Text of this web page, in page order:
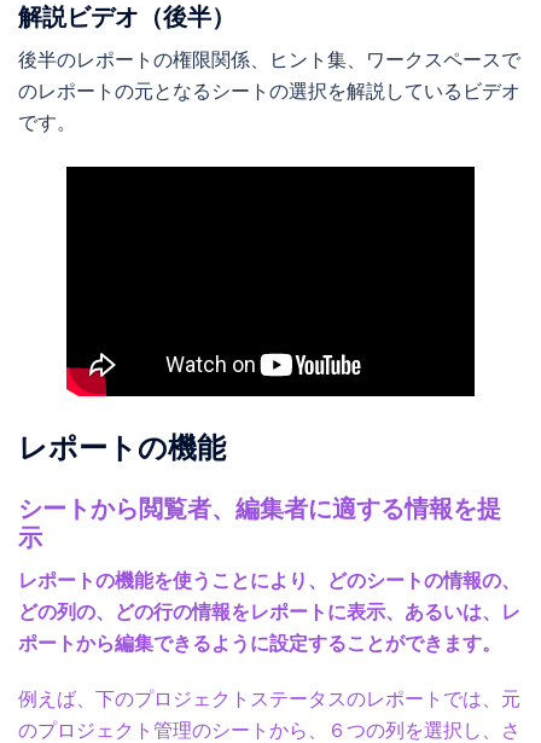
解説ビデオ（後半）
後半のレポートの権限関係、ヒント集、ワークスペースで
のレポートの元となるシートの選択を解説しているビデオ
です。
レポートの機能
シートから閲覧者、編集者に適する情報を提
示
レポートの機能を使うことにより、どのシートの情報の、
どの列の、どの行の情報をレポートに表示、あるいは、レ
ポートから編集できるように設定することができます。
例えば、下のプロジェクトステータスのレポートでは、元
のプロジェクト管理のシートから、６つの列を選択し、さ